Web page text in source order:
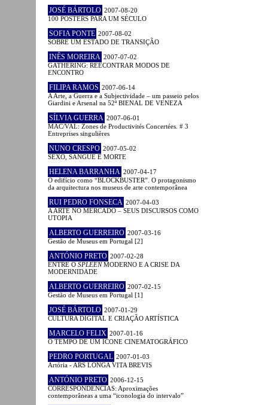
JOSÉ BÁRTOLO 2007-08-20
100 POSTERS PARA UM SÉCULO
SOFIA PONTE 2007-08-02
SOBRE UM ESTADO DE TRANSIÇÃO
INÊS MOREIRA 2007-07-02
GATHERING: REECONTRAR MODOS DE
ENCONTRO
FILIPA RAMOS 2007-06-14
A Arte, a Guerra e a Subjectividade – um passeio pelos
Giardini e Arsenal na 52ª BIENAL DE VENEZA
SÍLVIA GUERRA 2007-06-01
MAC/VAL: Zones de Productivités Concertées. # 3
Entreprises singulières
NUNO CRESPO 2007-05-02
SEXO, SANGUE E MORTE
HELENA BARRANHA 2007-04-17
O edifício como “BLOCKBUSTER”. O protagonismo
da arquitectura nos museus de arte contemporânea
RUI PEDRO FONSECA 2007-04-03
A ARTE NO MERCADO – SEUS DISCURSOS COMO
UTOPIA
ALBERTO GUERREIRO 2007-03-16
Gestão de Museus em Portugal [2]
ANTÓNIO PRETO 2007-02-28
ENTRE O SPLEENMODERNO E A CRISE DA
MODERNIDADE
ALBERTO GUERREIRO 2007-02-15
Gestão de Museus em Portugal [1]
JOSÉ BÁRTOLO 2007-01-29
CULTURA DIGITAL E CRIAÇÃO ARTÍSTICA
MARCELO FELIX 2007-01-16
O TEMPO DE UM ÍCONE CINEMATOGRÁFICO
PEDRO PORTUGAL 2007-01-03
Artória - ARS LONGA VITA BREVIS
ANTÓNIO PRETO 2006-12-15
CORRESPONDÊNCIAS: Aproximações
contemporâneas a uma “iconologia do intervalo”